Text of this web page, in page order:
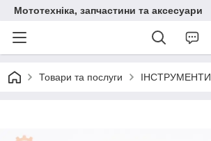
Мототехніка, запчастини та аксесуари
Товари та послуги ІНСТРУМЕНТИ